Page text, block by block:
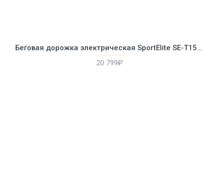
Беговая дорожка электрическая SportElite SE-T1512
20 799₽